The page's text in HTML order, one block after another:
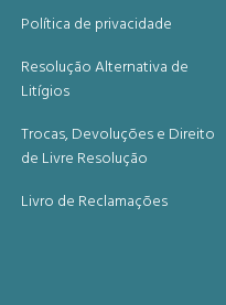
Política de privacidade
Resolução Alternativa de
Litígios
Trocas, Devoluções e Direito
de Livre Resolução
Livro de Reclamações